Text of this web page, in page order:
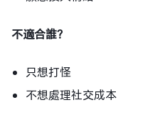
不適合誰？
只想打怪
不想處理社交成本